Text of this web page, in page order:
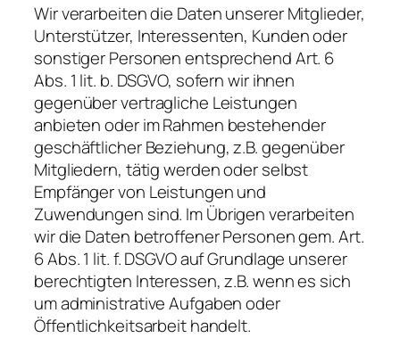
Wir verarbeiten die Daten unserer Mitglieder,
Unterstützer, Interessenten, Kunden oder
sonstiger Personen entsprechend Art. 6
Abs. 1 lit. b. DSGVO, sofern wir ihnen
gegenüber vertragliche Leistungen
anbieten oder im Rahmen bestehender
geschäftlicher Beziehung, z.B. gegenüber
Mitgliedern, tätig werden oder selbst
Empfänger von Leistungen und
Zuwendungen sind. Im Übrigen verarbeiten
wir die Daten betroffener Personen gem. Art.
6 Abs. 1 lit. f. DSGVO auf Grundlage unserer
berechtigten Interessen, z.B. wenn es sich
um administrative Aufgaben oder
Öffentlichkeitsarbeit handelt.